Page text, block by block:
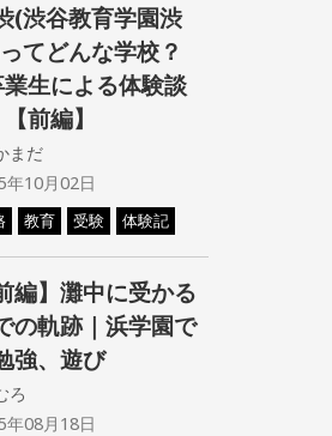
(渋谷教育学園渋
てどんな学校？
生による体験談
前編】
まだ
年10月02日
教育 受験 体験記
編】灘中に受かる
の軌跡｜浜学園で
強、遊び
ろ
年08月18日